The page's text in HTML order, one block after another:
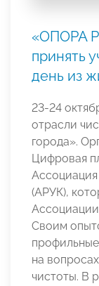
«ОПОРА
принять
день из
23-24
отрасли
города».
Цифровая
(АРУК),
Своим
на
чистоты. В